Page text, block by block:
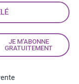
JE M'ABONNE
GRATUITEMENT